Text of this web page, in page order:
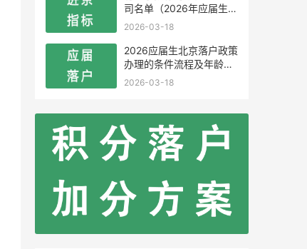
司名单（2026年应届生留
学生）
2026-03-18
2026应届生北京落户政策
办理的条件流程及年龄限
制
2026-03-18